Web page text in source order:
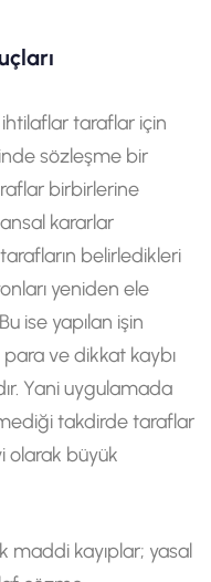
taraflar için
sözleşme bir
birbirlerine
kararlar
belirledikleri
yeniden ele
ise yapılan işin
ve dikkat kaybı
Yani uygulamada
takdirde taraflar
olarak büyük
maddi kayıplar; yasal